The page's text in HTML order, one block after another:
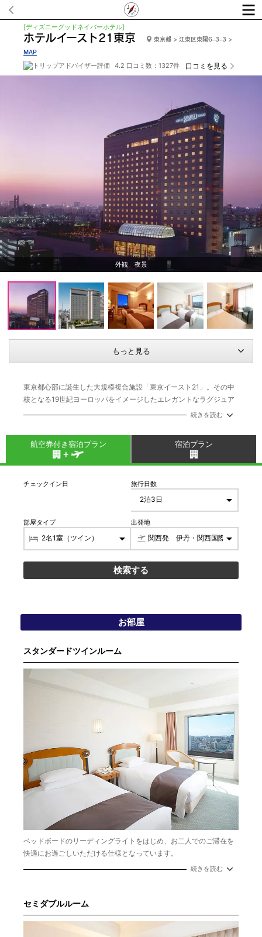
[ディズニーグッドネイバーホテル]
ホテルイースト21東京 東京都 > 江東区東陽6-3-3 >
MAP
4.2 口コミ数：1327件 口コミを見る
外観 夜景
もっと見る
東京都心部に誕生した大規模複合施設「東京イースト21」。その中
核となる19世紀ヨーロッパをイメージしたエレガントなラグジュア
リーホテル。東京ディズニーリゾートへの無料送迎バスや東京スカ
続きを読む
航空券付き宿泊プラン 宿泊プラン
チェックイン日 旅行日数
部屋タイプ 出発地
お部屋
スタンダードツインルーム
ベッドボードのリーディングライトをはじめ、お二人でのご滞在を
快適にお過ごしいただける仕様となっています。
W9000ｍｍ×1台
※未就学児の添寝は2名様まで。
続きを読む
セミダブルルーム